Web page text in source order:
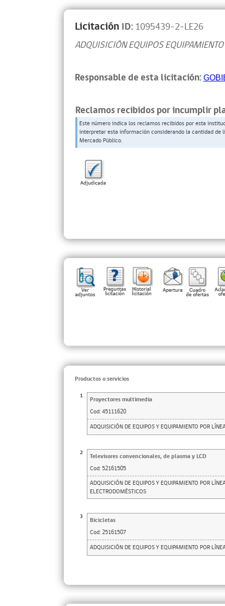
Licitación ID:1095439-2-LE26
ADQUISICIÓN EQUIPOS
Responsable de esta licitación:
Reclamos recibidos por incumplir
Este número indica los reclamos recibidos por esta
interpretar esta información considerando la cantidad
Mercado Público.
Productos o servicios
1
Proyectores multimedia
Cod: 45111620
ADQUISICIÓN DE EQUIPOS Y EQUIPAMIENTO POR
2
Televisores convencionales, de plasma y LCD
Cod: 52161505
ADQUISICIÓN DE EQUIPOS Y EQUIPAMIENTO POR
ELECTRODOMÉSTICOS
3
Bicicletas
Cod: 25161507
ADQUISICIÓN DE EQUIPOS Y EQUIPAMIENTO POR